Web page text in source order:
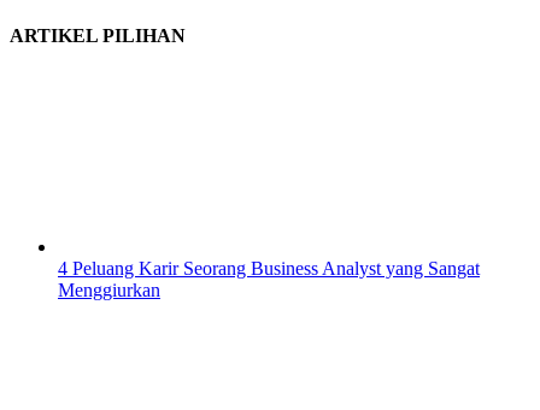
ARTIKEL PILIHAN
4 Peluang Karir Seorang Business Analyst yang Sangat
Menggiurkan